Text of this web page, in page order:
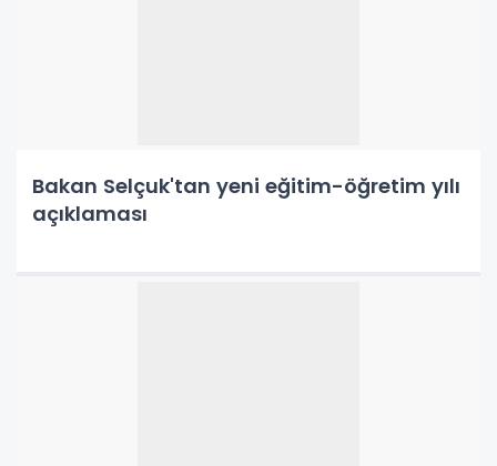
Bakan Selçuk'tan yeni eğitim-öğretim yılı
açıklaması